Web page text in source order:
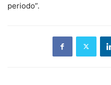
periodo”.